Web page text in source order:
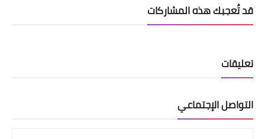
قد تُعجبك هذه المشاركات
تعليقات
التواصل الإجتماعي